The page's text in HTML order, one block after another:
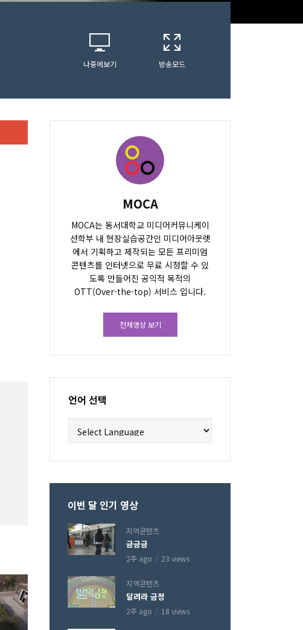
나중에보기 방송모드
MOCA
MOCA는 동서대학교 미디어커뮤니케이
션학부 내 현장실습공간인 미디어아웃렛
에서 기획하고 제작되는 모든 프리미엄
콘텐츠를 인터넷으로 무료 시청할 수 있
도록 만들어진 공익적 목적의
OTT(Over-the-top) 서비스 입니다.
전체영상 보기
언어 선택
이번 달 인기 영상
지역콘텐츠
금금금
2주 ago 23 views
지역콘텐츠
달려라 금정
2주 ago 18 views